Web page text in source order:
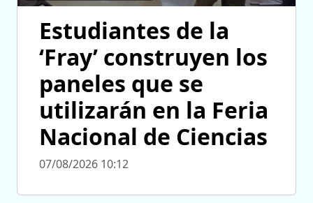
Estudiantes de la
‘Fray’ construyen los
paneles que se
utilizarán en la Feria
Nacional de Ciencias
07/08/2026 10:12